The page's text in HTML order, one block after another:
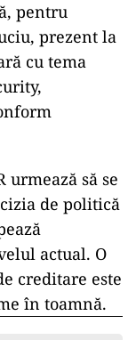
pentru
prezent la
cu tema
să se
de politică
actual. O
creditare este
în toamnă.